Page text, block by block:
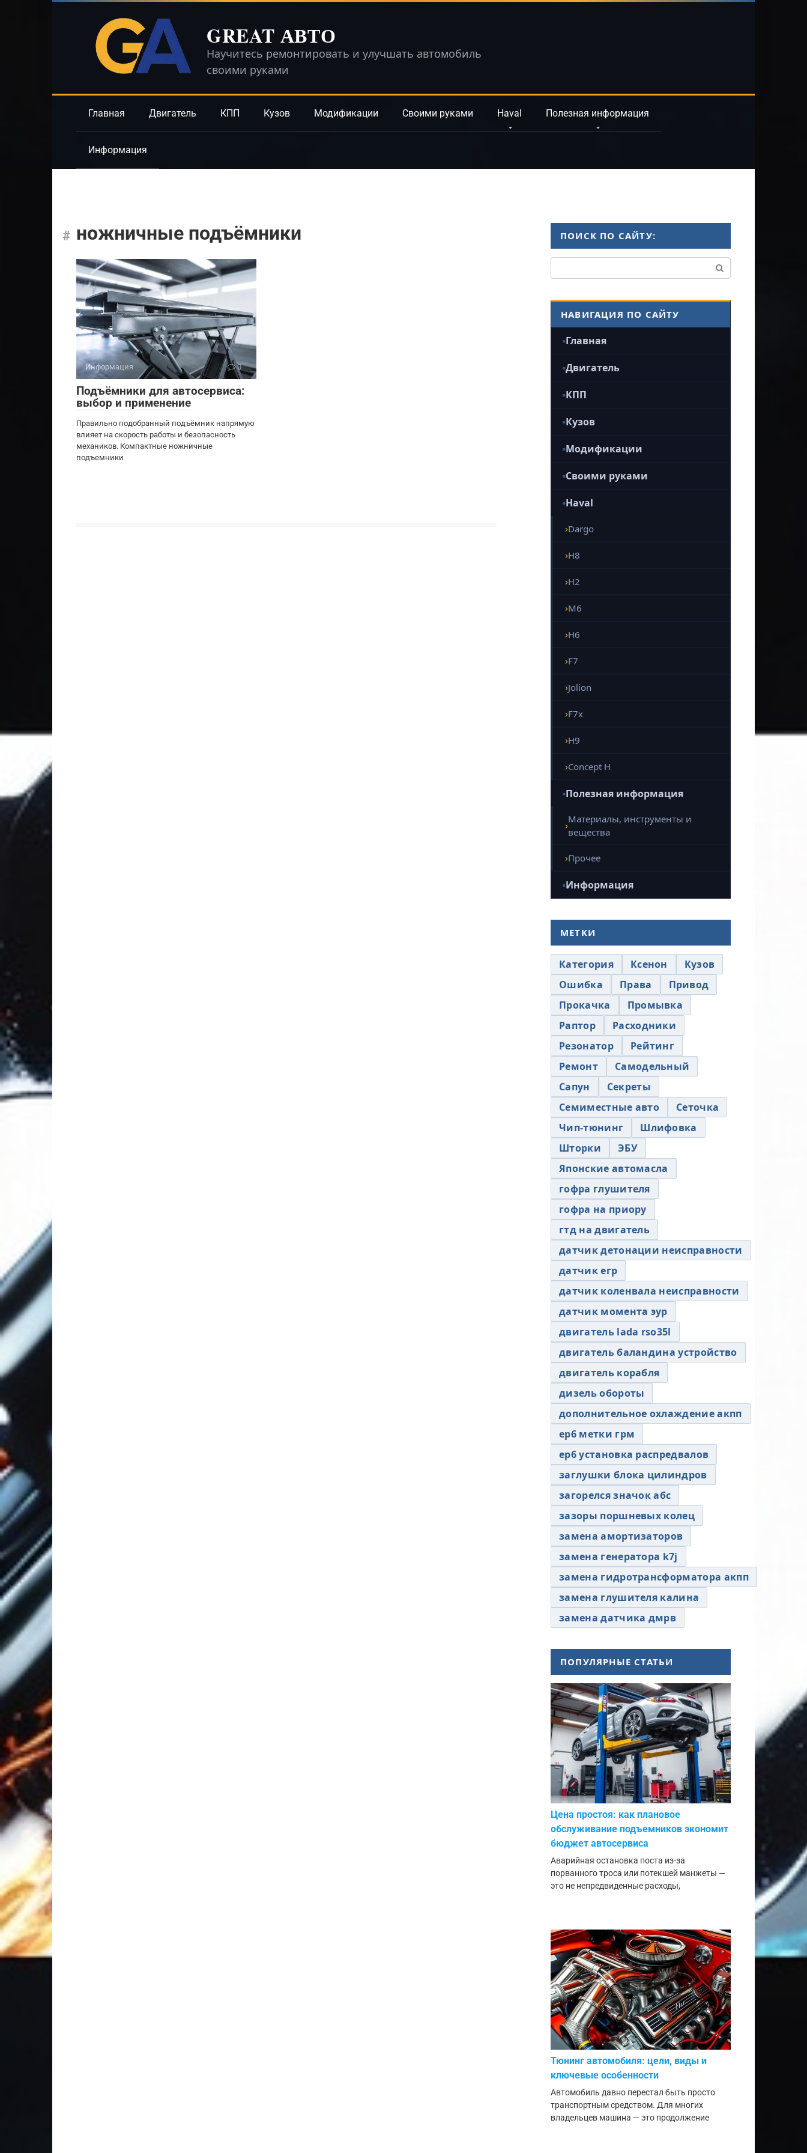
GREAT АВТО
Научитесь ремонтировать и улучшать автомобиль
своими руками
Главная Двигатель КПП Кузов Модификации Своими руками Haval Полезная информация
Информация
ножничные подъёмники
Информация 0
Подъёмники для автосервиса:
выбор и применение
Правильно подобранный подъёмник напрямую
влияет на скорость работы и безопасность
механиков. Компактные ножничные
подъемники
ПОИСК ПО САЙТУ:
НАВИГАЦИЯ ПО САЙТУ
Главная
Двигатель
КПП
Кузов
Модификации
Своими руками
Haval
Dargo
H8
H2
M6
H6
F7
Jolion
F7x
H9
Concept H
Полезная информация
Материалы, инструменты и
вещества
Прочее
Информация
МЕТКИ
Категория Ксенон
Кузов
Ошибка
Права
Привод
Прокачка
Промывка
Раптор
Расходники
Резонатор
Рейтинг
Ремонт
Самодельный
Сапун
Секреты
Семиместные авто
Сеточка
Чип-тюнинг
Шлифовка
Шторки
ЭБУ
Японские автомасла
гофра глушителя
гофра на приору
гтд на двигатель
датчик детонации неисправности
датчик егр
датчик коленвала неисправности
датчик момента эур
двигатель lada rso35l
двигатель баландина устройство
двигатель корабля
дизель обороты
дополнительное охлаждение акпп
ер6 метки грм
ер6 установка распредвалов
заглушки блока цилиндров
загорелся значок абс
зазоры поршневых колец
замена амортизаторов
замена генератора k7j
замена гидротрансформатора акпп
замена глушителя калина
замена датчика дмрв
ПОПУЛЯРНЫЕ СТАТЬИ
Цена простоя: как плановое
обслуживание подъемников экономит
бюджет автосервиса
Аварийная остановка поста из-за
порванного троса или потекшей манжеты —
это не непредвиденные расходы,
Тюнинг автомобиля: цели, виды и
ключевые особенности
Автомобиль давно перестал быть просто
транспортным средством. Для многих
владельцев машина — это продолжение